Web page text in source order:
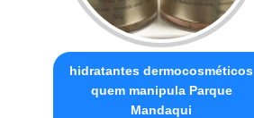
hidratantes dermocosméticos
quem manipula Parque
Mandaqui